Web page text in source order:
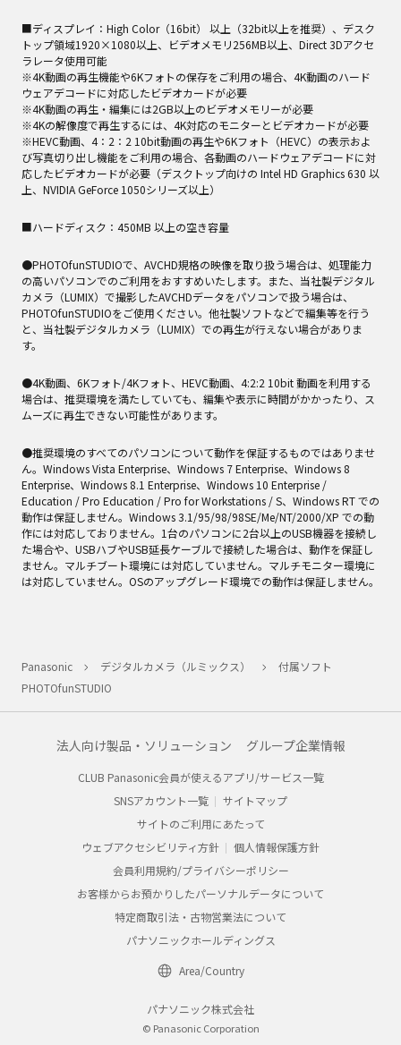
■ディスプレイ：High Color（16bit） 以上（32bit以上を推奨）、デスク
トップ領域1920×1080以上、ビデオメモリ256MB以上、Direct 3Dアクセ
ラレータ使用可能
※4K動画の再生機能や6Kフォトの保存をご利用の場合、4K動画のハード
ウェアデコードに対応したビデオカードが必要
※4K動画の再生・編集には2GB以上のビデオメモリーが必要
※4Kの解像度で再生するには、4K対応のモニターとビデオカードが必要
※HEVC動画、4：2：2 10bit動画の再生や6Kフォト（HEVC）の表示およ
び写真切り出し機能をご利用の場合、各動画のハードウェアデコードに対
応したビデオカードが必要（デスクトップ向けの Intel HD Graphics 630 以
上、NVIDIA GeForce 1050シリーズ以上）
■ハードディスク：450MB 以上の空き容量
●PHOTOfunSTUDIOで、AVCHD規格の映像を取り扱う場合は、処理能力
の高いパソコンでのご利用をおすすめいたします。また、当社製デジタル
カメラ（LUMIX）で撮影したAVCHDデータをパソコンで扱う場合は、
PHOTOfunSTUDIOをご使用ください。他社製ソフトなどで編集等を行う
と、当社製デジタルカメラ（LUMIX）での再生が行えない場合がありま
す。
●4K動画、6Kフォト/4Kフォト、HEVC動画、4:2:2 10bit 動画を利用する
場合は、推奨環境を満たしていても、編集や表示に時間がかかったり、ス
ムーズに再生できない可能性があります。
●推奨環境のすべてのパソコンについて動作を保証するものではありませ
ん。Windows Vista Enterprise、Windows 7 Enterprise、Windows 8
Enterprise、Windows 8.1 Enterprise、Windows 10 Enterprise /
Education / Pro Education / Pro for Workstations / S、Windows RT での
動作は保証しません。Windows 3.1/95/98/98SE/Me/NT/2000/XP での動
作には対応しておりません。1台のパソコンに2台以上のUSB機器を接続し
た場合や、USBハブやUSB延長ケーブルで接続した場合は、動作を保証し
ません。マルチブート環境には対応していません。マルチモニター環境に
は対応していません。OSのアップグレード環境での動作は保証しません。
Panasonic デジタルカメラ（ルミックス）
付属ソフト
PHOTOfunSTUDIO
法人向け製品・ソリューション グループ企業情報
CLUB Panasonic会員が使えるアプリ/サービス一覧
SNSアカウント一覧
サイトマップ
サイトのご利用にあたって
ウェブアクセシビリティ方針
個人情報保護方針
会員利用規約/プライバシーポリシー
お客様からお預かりしたパーソナルデータについて
特定商取引法・古物営業法について
パナソニックホールディングス
Area/Country
パナソニック株式会社
© Panasonic Corporation